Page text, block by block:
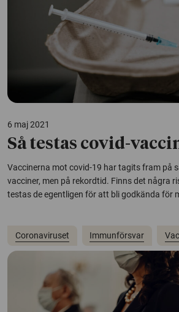
6 maj 2021
Så testas covid-
Vaccinerna mot covid-19 har tagits fram på
vacciner, men på rekordtid. Finns det några
testas de egentligen för att bli godkända för
Coronaviruset Immunförsvar